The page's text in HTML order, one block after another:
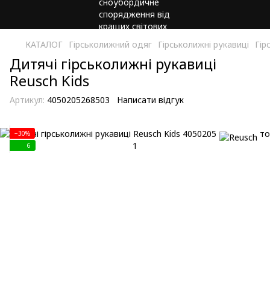
КАТАЛОГ Гірськолижний одяг Гірськолижні рукавиці
Дитячі гірськолижні рукавиці
Reusch Kids
Артикул: 4050205268503 Написати відгук
−30%
6